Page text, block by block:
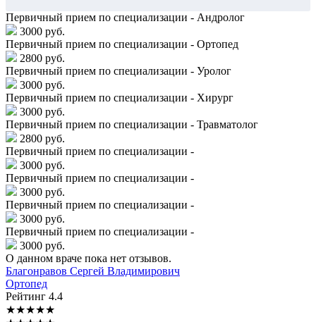
Первичный прием по специализации - Андролог
3000 руб.
Первичный прием по специализации - Ортопед
2800 руб.
Первичный прием по специализации - Уролог
3000 руб.
Первичный прием по специализации - Хирург
3000 руб.
Первичный прием по специализации - Травматолог
2800 руб.
Первичный прием по специализации -
3000 руб.
Первичный прием по специализации -
3000 руб.
Первичный прием по специализации -
3000 руб.
Первичный прием по специализации -
3000 руб.
О данном враче пока нет отзывов.
Благонравов Сергей Владимирович
Ортопед
Рейтинг 4.4
★★★★★